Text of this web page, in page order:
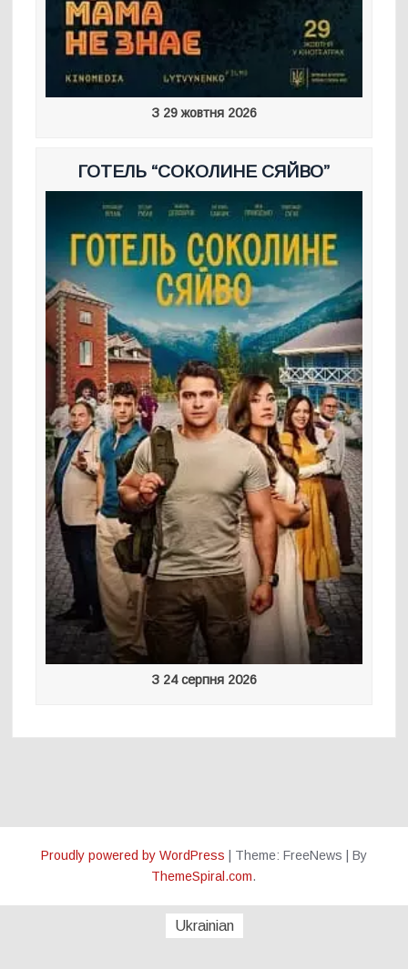
З 29 жовтня 2026
ГОТЕЛЬ “СОКОЛИНЕ СЯЙВО”
З 24 серпня 2026
Proudly powered by WordPress Theme: FreeNews
By
ThemeSpiral.com.
Ukrainian